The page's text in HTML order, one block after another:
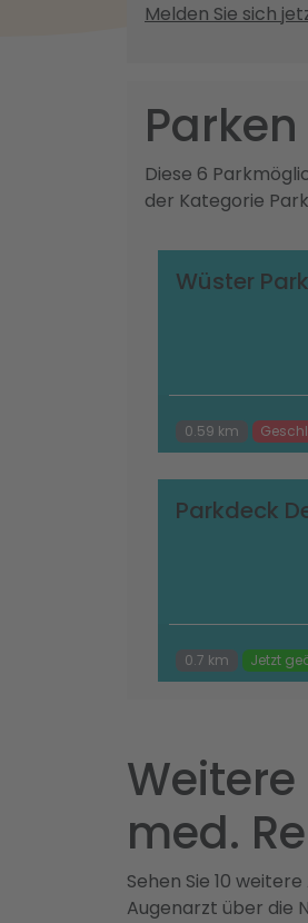
Melden Sie sich
Diese 6
der Kategorie
Wüster
0.59 km
Parkdeck
0.7 km Jetzt
med.
Sehen Sie 10
Augenarzt über die